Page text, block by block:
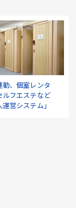
動、個室レンタ
ルフエステなど
運営システム」